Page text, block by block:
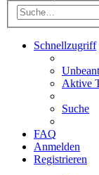
Schnellzugriff
Aktive
Suche
FAQ
Anmelden
Registrieren